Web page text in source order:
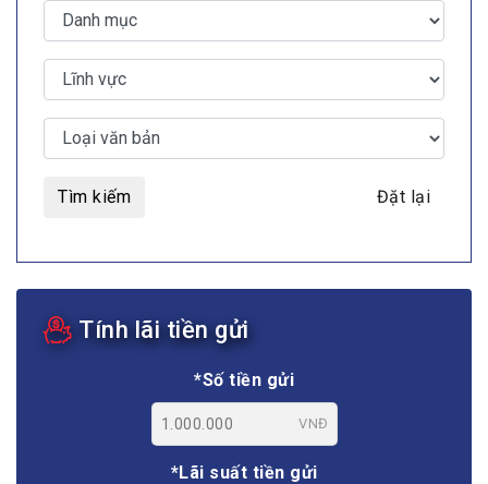
Tìm kiếm Đặt lại
Tính lãi tiền gửi
*Số tiền gửi
VNĐ
*Lãi suất tiền gửi